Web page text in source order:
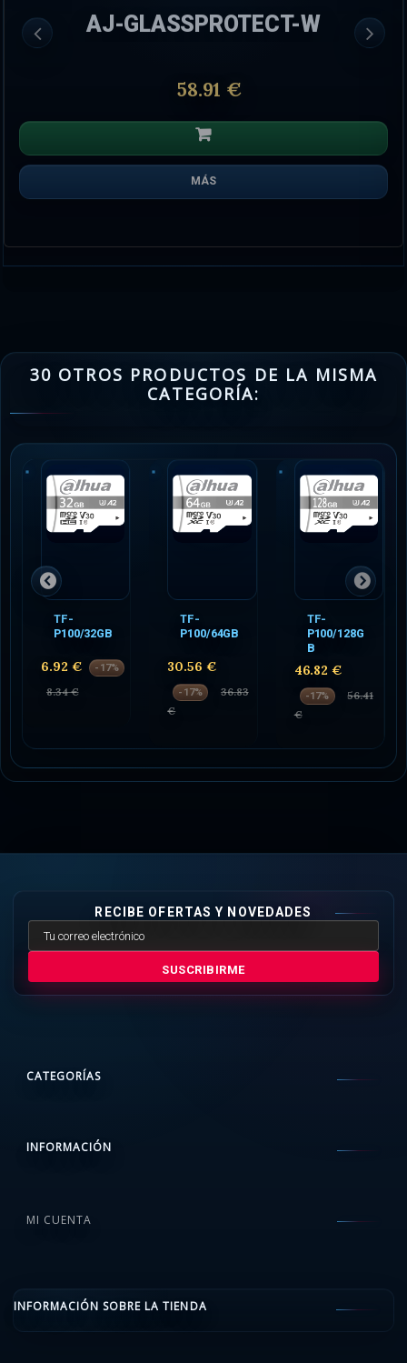
AJ-GLASSPROTECT-W
58.91 €
MÁS
30 OTROS PRODUCTOS DE LA MISMA
CATEGORÍA:
TF-
P100/32GB
6.92 € -17%
8.34 €
TF-
P100/64GB
30.56 €
-17%
36.83
€
TF-
P100/128G
B
46.82 €
-17%
56.41
€
RECIBE OFERTAS Y NOVEDADES
SUSCRIBIRME
CATEGORÍAS
INFORMACIÓN
MI CUENTA
INFORMACIÓN SOBRE LA TIENDA